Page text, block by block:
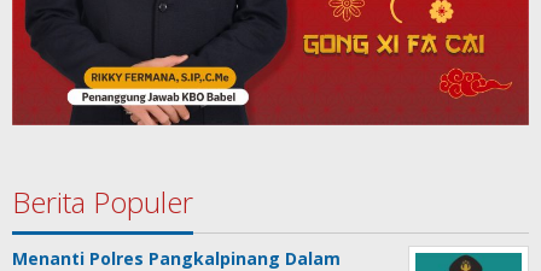
Berita Populer
Menanti Polres Pangkalpinang Dalam